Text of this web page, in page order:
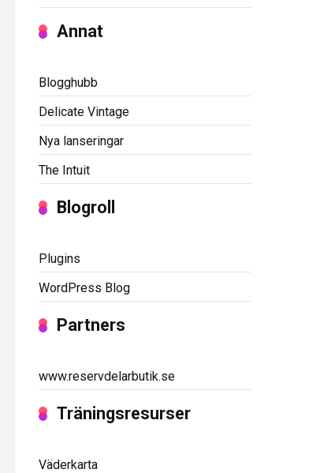
Annat
Blogghubb
Delicate Vintage
Nya lanseringar
The Intuit
Blogroll
Plugins
WordPress Blog
Partners
www.reservdelarbutik.se
Träningsresurser
Väderkarta